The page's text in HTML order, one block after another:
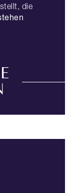
die